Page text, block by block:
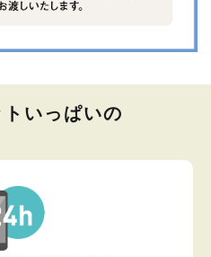
いっぱいの